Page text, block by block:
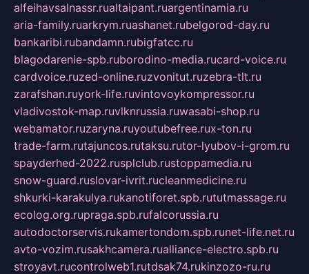
alfeihavsalnassr.rualtaipant.ruargentinamia.ru
aria-family.ruarkrym.ruashanet.rubelgorod-day.ru
bankaribi.rubandamn.rubigfatcc.ru
blagodarenie-spb.ruborodino-media.rucard-voice.ru
cardvoice.ruzed-online.ruzvonitut.ruzebra-tlt.ru
zarafshan.ruyork-life.ruvintovoykompressor.ru
vladivostok-map.ruvlknrussia.ruwasabi-shop.ru
webamator.ruzaryna.ruyoutubefree.rux-ton.ru
trade-farm.rutajuncos.rutaksu.rutor-lyubov-i-grom.ru
spayderhed-2022.rusplclub.rustoppamedia.ru
snow-guard.ruslovar-ivrit.rucleanmedicine.ru
shkurki-karakulya.rukanotiforet.spb.rututmassage.ru
ecolog.org.rupraga.spb.rufalcorussia.ru
autodoctorservis.rukamertondom.spb.runet-life.net.ru
avto-vozim.rusakhcamera.rualliance-electro.spb.ru
stroyavt.rucontrolweb1.rutdsak74.rukinzozo-ru.ru